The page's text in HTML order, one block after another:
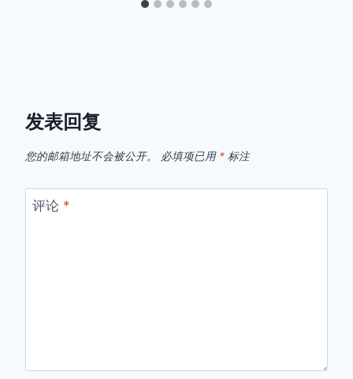
发表回复
您的邮箱地址不会被公开。 必填项已用 * 标注
评论 *